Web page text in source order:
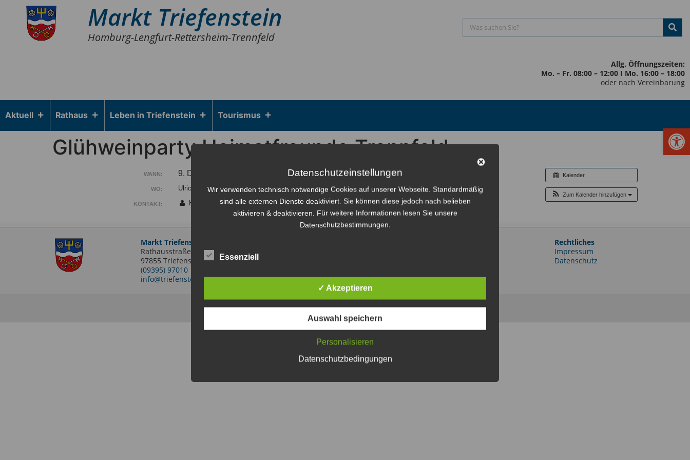
Markt Triefenstein
Homburg-Lengfurt-Rettersheim-Trennfeld
Allg. Öffnungszeiten:
Mo. – Fr. 08:00 – 12:00 I Mo. 16:00 – 18:00
oder nach Vereinbarung
Aktuell Rathaus Leben in Triefenstein Tourismus
Glühweinparty Heimatfreunde Trennfeld
Kalender
Zum Kalender hinzufügen
WANN: 9. Dezember 2022 um 15:30 – 22:30Europe/Berlin Zeitzone
WO: Ulrich Herold Haus, innen und außen
KONTAKT: Heimatfreunde e.V.
Markt Triefenstein
Rathausstraße 2
97855 Triefenstein OT Lengfurt
(09395) 97010
info@triefenstein.bayern.de
oeffentlichkeitsarbeit@triefenstein.bayern.de
Rechtliches
Impressum
Datenschutz
Copyright 2026 Markt Triefenstein
Datenschutzeinstellungen
Wir verwenden technisch notwendige Cookies auf unserer Webseite. Standardmäßig
sind alle externen Dienste deaktiviert. Sie können diese jedoch nach belieben
aktivieren & deaktivieren. Für weitere Informationen lesen Sie unsere
Datenschutzbestimmungen.
Essenziell
✓ Akzeptieren
Auswahl speichern
Personalisieren
Datenschutzbedingungen